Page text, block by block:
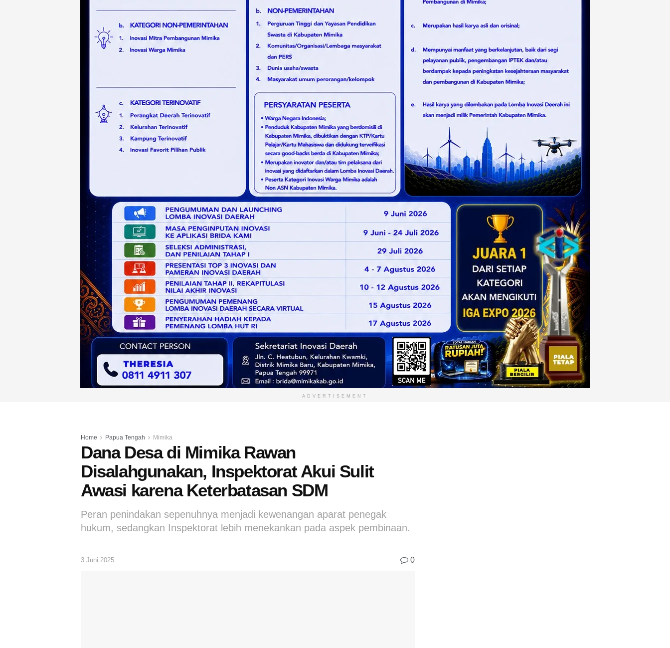
ADVERTISEMENT
Home Papua Tengah Mimika
Dana Desa di Mimika Rawan
Disalahgunakan, Inspektorat Akui Sulit
Awasi karena Keterbatasan SDM
Peran penindakan sepenuhnya menjadi kewenangan aparat penegak
hukum, sedangkan Inspektorat lebih menekankan pada aspek pembinaan.
3 Juni 2025 0